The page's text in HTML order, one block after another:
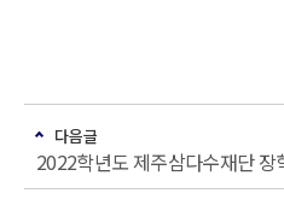
다음글
2022학년도 제주삼다수재단 장